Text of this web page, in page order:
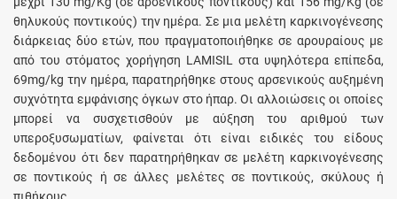
θηλυκούς ποντικούς) την ημέρα. Σε μια μελέτη καρκινογένεσης
διάρκειας δύο ετών, που πραγματοποιήθηκε σε αρουραίους με
από του στόματος χορήγηση LAMISIL στα υψηλότερα επίπεδα,
69mg/kg την ημέρα, παρατηρήθηκε στους αρσενικούς αυξημένη
συχνότητα εμφάνισης όγκων στο ήπαρ. Οι αλλοιώσεις οι οποίες
μπορεί να συσχετισθούν με αύξηση του αριθμού των
υπεροξυσωματίων, φαίνεται ότι είναι ειδικές του είδους
δεδομένου ότι δεν παρατηρήθηκαν σε μελέτη καρκινογένεσης
σε ποντικούς ή σε άλλες μελέτες σε ποντικούς, σκύλους ή
πιθήκους.